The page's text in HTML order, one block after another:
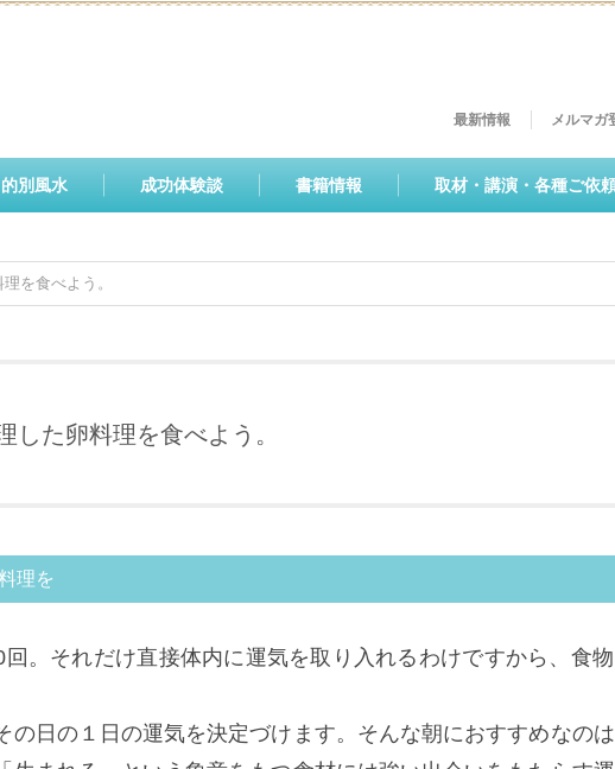
的別風水 成功体験談 書籍情報 取材・講演・各種ご依
最新情報 メルマガ
を食べよう。
した卵料理を食べよう。
理を
。それだけ直接体内に運気を取り入れるわけですから、食
の日の１日の運気を決定づけます。そんな朝におすすめなのは